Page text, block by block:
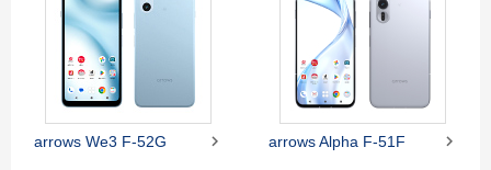
arrows We3 F-52G  arrows Alpha F-51F 